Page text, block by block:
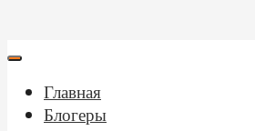
Главная
Блогеры